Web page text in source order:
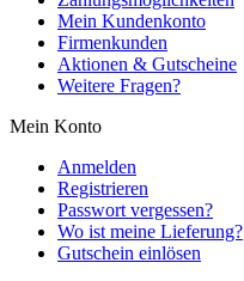
Mein Kundenkonto
Firmenkunden
Aktionen & Gutscheine
Weitere Fragen?
Mein Konto
Anmelden
Registrieren
Passwort vergessen?
Wo ist meine Lieferung?
Gutschein einlösen